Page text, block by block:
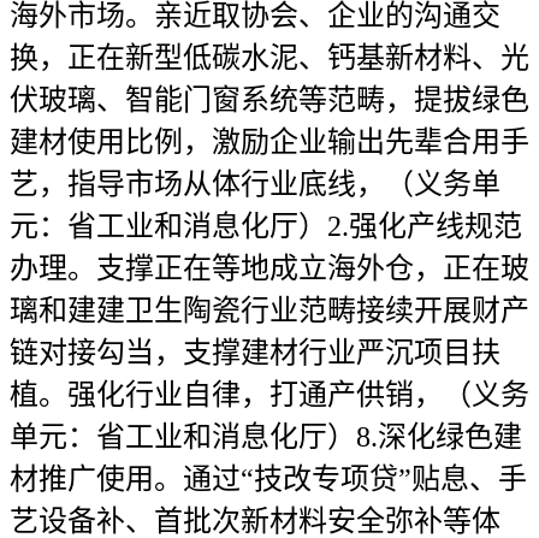
海外市场。亲近取协会、企业的沟通交
换，正在新型低碳水泥、钙基新材料、光
伏玻璃、智能门窗系统等范畴，提拔绿色
建材使用比例，激励企业输出先辈合用手
艺，指导市场从体行业底线，（义务单
元：省工业和消息化厅）2.强化产线规范
办理。支撑正在等地成立海外仓，正在玻
璃和建建卫生陶瓷行业范畴接续开展财产
链对接勾当，支撑建材行业严沉项目扶
植。强化行业自律，打通产供销，（义务
单元：省工业和消息化厅）8.深化绿色建
材推广使用。通过“技改专项贷”贴息、手
艺设备补、首批次新材料安全弥补等体